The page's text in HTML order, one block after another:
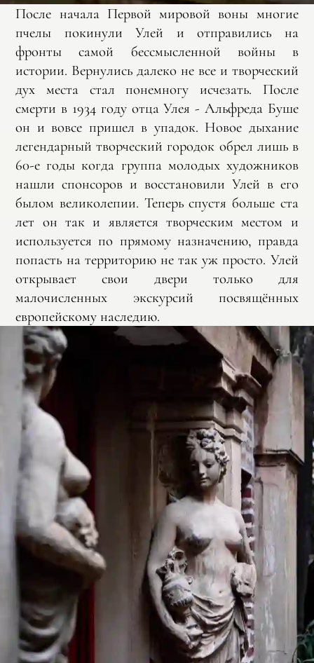
После начала Первой мировой воны многие
пчелы покинули Улей и отправились на
фронты самой бессмысленной войны в
истории. Вернулись далеко не все и творческий
дух места стал понемногу исчезать. После
смерти в 1934 году отца Улея - Альфреда Буше
он и вовсе пришел в упадок. Новое дыхание
легендарный творческий городок обрел лишь в
60-е годы когда группа молодых художников
нашли спонсоров и восстановили Улей в его
былом великолепии. Теперь спустя больше ста
лет он так и является творческим местом и
используется по прямому назначению, правда
попасть на территорию не так уж просто. Улей
открывает свои двери только для
малочисленных экскурсий посвящённых
европейскому наследию.